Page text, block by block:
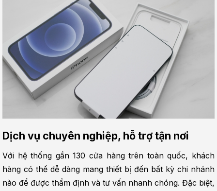
Dịch vụ chuyên nghiệp, hỗ trợ tận nơi
Với hệ thống gần 130 cửa hàng trên toàn quốc, khách
hàng có thể dễ dàng mang thiết bị đến bất kỳ chi nhánh
nào để được thẩm định và tư vấn nhanh chóng. Đặc biệt,